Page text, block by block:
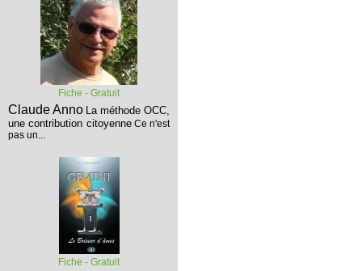
Fiche - Gratuit
Claude Anno La méthode OCC,
une contribution citoyenne Ce n'est
pas un...
Fiche - Gratuit